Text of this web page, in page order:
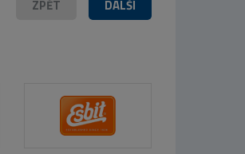
DALŠÍ
ZPĚT